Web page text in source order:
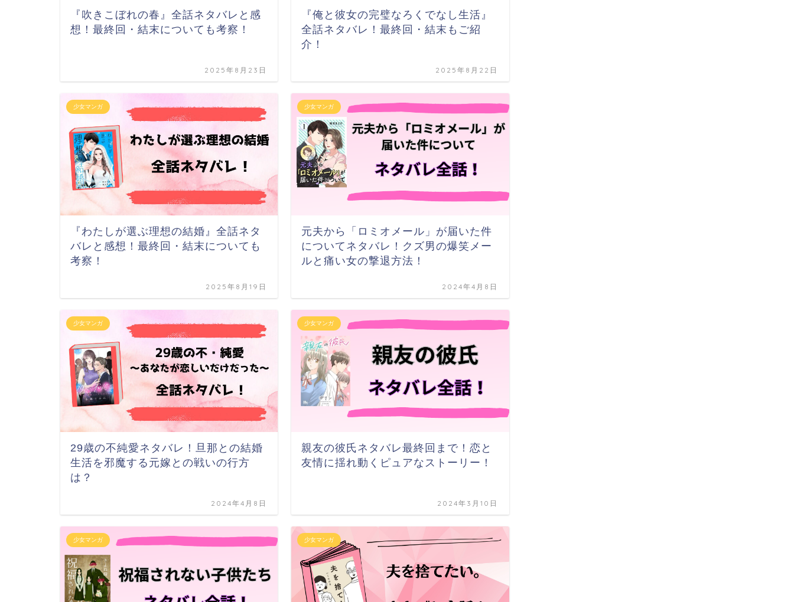
『吹きこぼれの春』全話ネタバレと感
想！最終回・結末についても考察！
2025年8月23日
『俺と彼女の完璧なろくでなし生活』
全話ネタバレ！最終回・結末もご紹
介！
2025年8月22日
少女マンガ
『わたしが選ぶ理想の結婚』全話ネタ
バレと感想！最終回・結末についても
考察！
2025年8月19日
少女マンガ
元夫から「ロミオメール」が届いた件
についてネタバレ！クズ男の爆笑メー
ルと痛い女の撃退方法！
2024年4月8日
少女マンガ
29歳の不純愛ネタバレ！旦那との結婚
生活を邪魔する元嫁との戦いの行方
は？
2024年4月8日
少女マンガ
親友の彼氏ネタバレ最終回まで！恋と
友情に揺れ動くピュアなストーリー！
2024年3月10日
少女マンガ 少女マンガ